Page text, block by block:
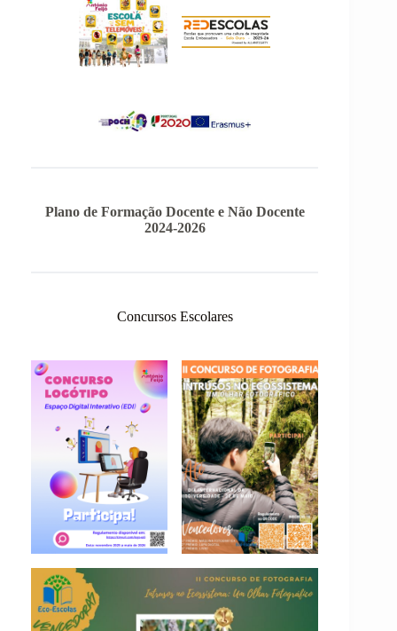
Plano de Formação Docente e Não Docente
2024-2026
Concursos Escolares